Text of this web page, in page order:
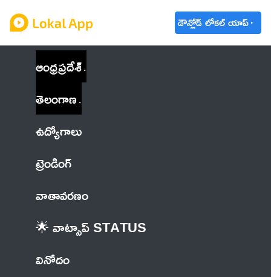
డౌన్లోడ్ లోకల్ యాప్
ఆంధ్రప్రదేశ్
తెలంగాణ
ఉద్యోగాలు
ట్రెండింగ్
వాతావరణం
🌟 వాట్సాప్ STATUS
వినోదం